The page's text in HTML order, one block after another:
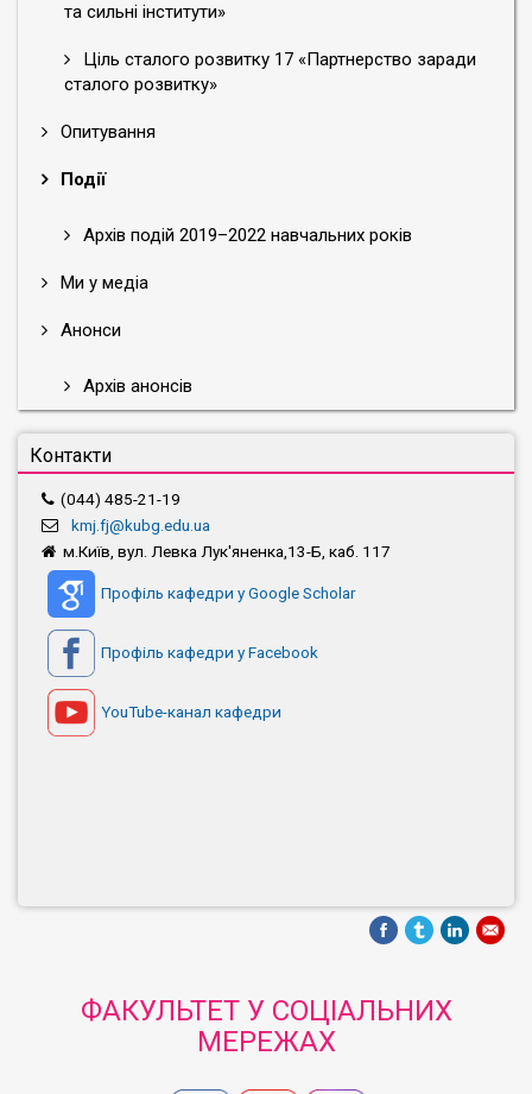
та сильні інститути»
Ціль сталого розвитку 17 «Партнерство заради
сталого розвитку»
Опитування
Події
Архів подій 2019–2022 навчальних років
Ми у медіа
Анонси
Архів анонсів
Контакти
(044) 485-21-19
kmj.fj@kubg.edu.ua
м.Київ, вул. Левка Лук'яненка,13-Б, каб. 117
Профіль кафедри у Google Scholar
Профіль кафедри у Facebook
YouTube-канал кафедри
ФАКУЛЬТЕТ У СОЦІАЛЬНИХ
МЕРЕЖАХ